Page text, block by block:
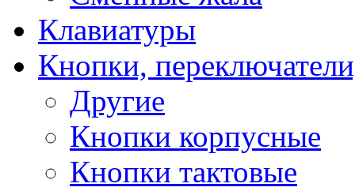
Клавиатуры
Кнопки,
Другие
Кнопки корпусные
Кнопки тактовые